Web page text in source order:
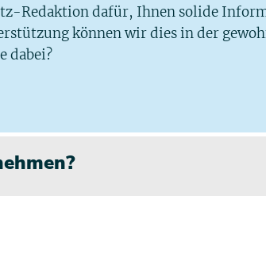
Redaktion dafür, Ihnen solide
können wir dies in der
dabei?